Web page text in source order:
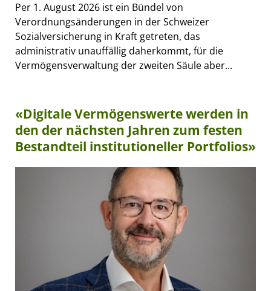
Per 1. August 2026 ist ein Bündel von
Verordnungsänderungen in der Schweizer
Sozialversicherung in Kraft getreten, das
administrativ unauffällig daherkommt, für die
Vermögensverwaltung der zweiten Säule aber...
«Digitale Vermögenswerte werden in
den der nächsten Jahren zum festen
Bestandteil institutioneller Portfolios»